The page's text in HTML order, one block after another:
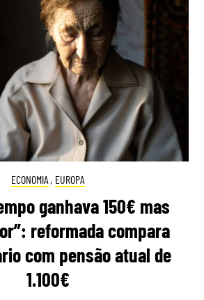
ECONOMIA , EUROPA
ganhava 150€ mas
reformada compara
com pensão atual de
1.100€